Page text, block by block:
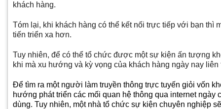
khách hàng.
Tóm lại, khi khách hàng có thể kết nối trực tiếp với bạn thì
tiến triển xa hơn.
Tuy nhiên, để có thể tổ chức được một sự kiện ấn tượng
khi mà xu hướng và kỳ vọng của khách hàng ngày nay liên
Để tìm ra một người làm truyền thông trực tuyến giỏi vốn
hướng phát triển các mối quan hệ thông qua internet
dùng. Tuy nhiên, một nhà tổ chức sự kiện chuyên nghiệp